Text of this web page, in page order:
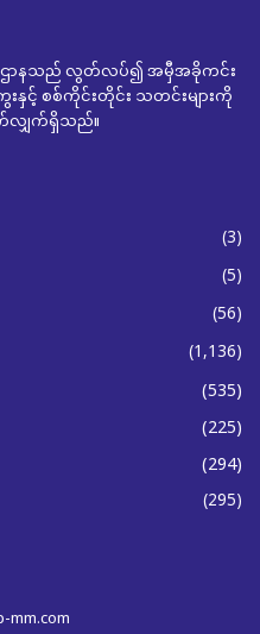
င်းဌာနသည် လွတ်လပ်၍ အမှီအခိုကင်း
ေးနှင့် စစ်ကိုင်းတိုင်း သတင်းများကို
ျှက်ရှိသည်။
(3)
(5)
(56)
(1,136)
(535)
(225)
(294)
(295)
mm.com